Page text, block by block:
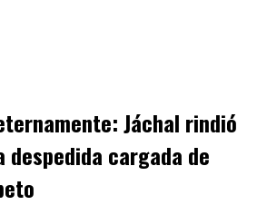
Jáchal rindió
despedida cargada de